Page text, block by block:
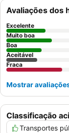
prestatividade
processo de auto
Para uma
quarto virado para
Classificação
Transportes
Avaliações dos
Excelente
Muito boa
Boa
Aceitável
Fraca
Mostrar